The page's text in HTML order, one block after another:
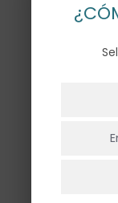
Escribe